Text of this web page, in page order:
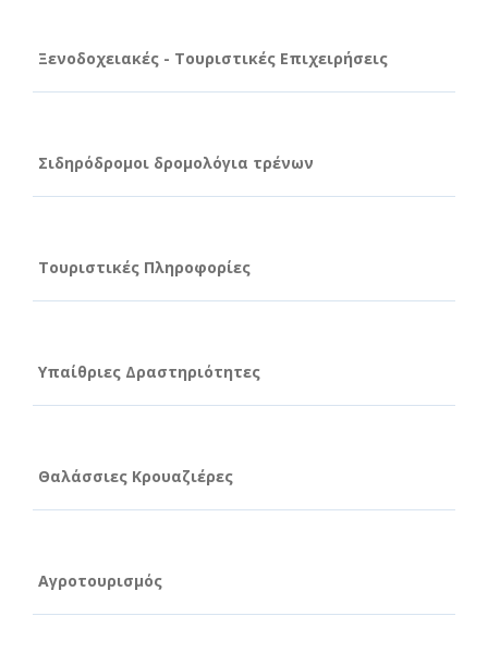
Ξενοδοχειακές - Τουριστικές Επιχειρήσεις
Σιδηρόδρομοι δρομολόγια τρένων
Τουριστικές Πληροφορίες
Υπαίθριες Δραστηριότητες
Θαλάσσιες Κρουαζιέρες
Αγροτουρισμός